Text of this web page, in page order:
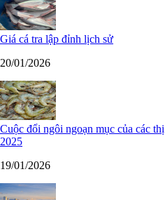
Giá cá tra lập đỉnh lịch sử
20/01/2026
Cuộc đổi ngôi ngoạn mục của các
2025
19/01/2026